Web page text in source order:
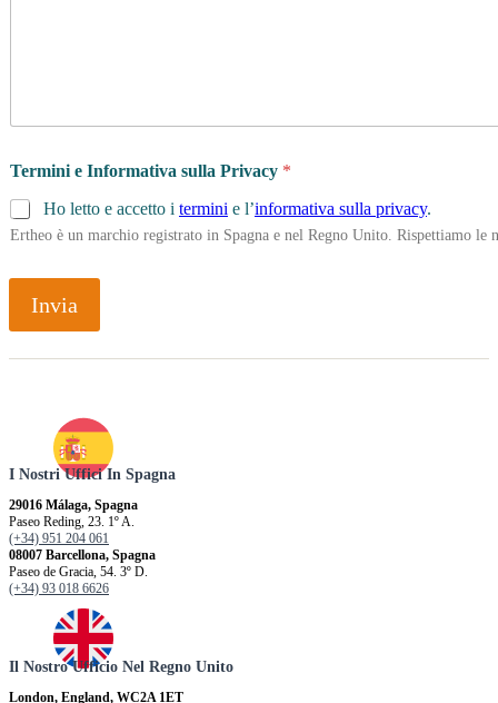
Termini e Informativa sulla Privacy *
Ho letto e accetto i termini e l’informativa sulla privacy.
Ertheo è un marchio registrato in Spagna e nel Regno Unito. Rispettiamo
Invia
I Nostri Uffici In Spagna
29016 Málaga, Spagna
Paseo Reding, 23. 1º A.
(+34) 951 204 061
08007 Barcellona, ​​Spagna
Paseo de Gracia, 54. 3º D.
(+34) 93 018 6626
Il Nostro Ufficio Nel Regno Unito
London, England, WC2A 1ET